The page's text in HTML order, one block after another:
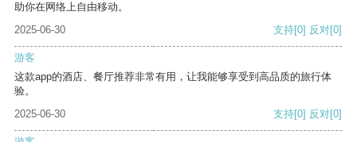
助你在网络上自由移动。
2025-06-30
支持[0] 反对[0]
游客
这款app的酒店、餐厅推荐非常有用，让我能够享受到高品质的旅行体
验。
2025-06-30
支持[0] 反对[0]